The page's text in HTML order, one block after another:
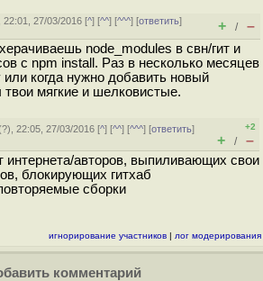
22:01, 27/03/2016 [^] [^^] [^^^] [ответить]
+ / –
node_modules в свн/гит и
с npm install. Раз в несколько месяцев
когда нужно добавить новый
мягкие и шелковистые.
?), 22:05, 27/03/2016 [^] [^^] [^^^] [ответить]
+2
+ / –
интернета/авторов, выпиливающих свои
блокирующих гитхаб
сборки
игнорирование участников | лог модерирования
комментарий